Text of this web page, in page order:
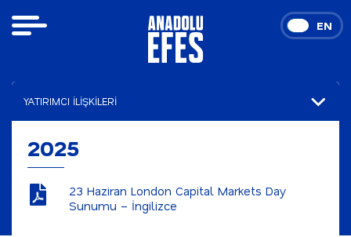
EN
YATIRIMCI İLİŞKİLERİ
Sunumlar
2025
2025
23 Haziran London Capital Markets Day
Sunumu – İngilizce